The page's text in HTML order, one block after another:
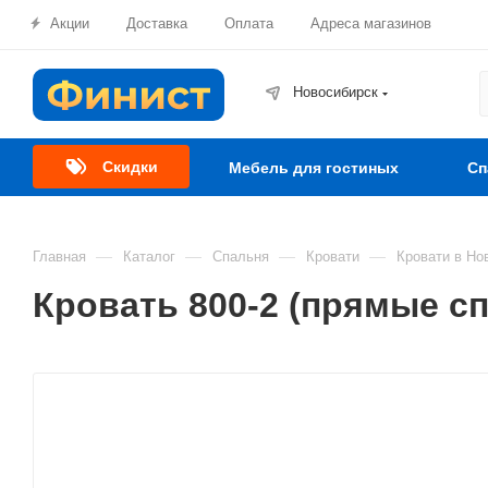
Акции Доставка Оплата Адреса магазинов
Новосибирск
Скидки Мебель для гостиных
Главная — Каталог — Спальня — Кровати — Кровати в
Кровать 800-2 (прямые